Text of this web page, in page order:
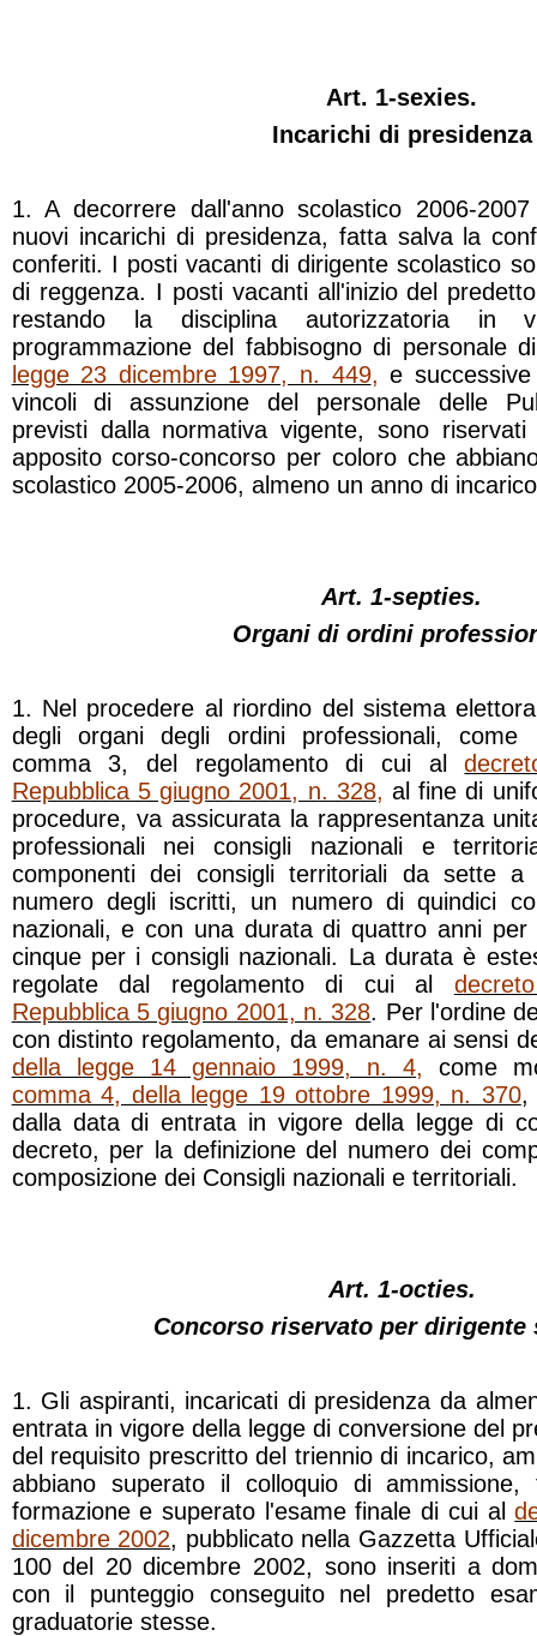
Art. 1-sexies.
Incarichi di presidenza
1. A decorrere dall'anno scolastico 2006-
nuovi incarichi di presidenza, fatta salva la
conferiti. I posti vacanti di dirigente scolastico
di reggenza. I posti vacanti all'inizio del
restando la disciplina autorizzatoria in
programmazione del fabbisogno di personale
legge 23 dicembre 1997, n. 449, e
vincoli di assunzione del personale delle
previsti dalla normativa vigente, sono
apposito corso-concorso per coloro che
scolastico 2005-2006, almeno un anno di
Art. 1-septies.
Organi di ordini
1. Nel procedere al riordino del sistema
degli organi degli ordini professionali, come
comma 3, del regolamento di cui al
Repubblica 5 giugno 2001, n. 328, al fine di
procedure, va assicurata la rappresentanza
professionali nei consigli nazionali e
componenti dei consigli territoriali da sette
numero degli iscritti, un numero di quindici
nazionali, e con una durata di quattro anni
cinque per i consigli nazionali. La durata è
regolate dal regolamento di cui al
Repubblica 5 giugno 2001, n. 328. Per l'ordine
con distinto regolamento, da emanare ai sensi
della legge 14 gennaio 1999, n. 4, come
comma 4, della legge 19 ottobre 1999, n. 370,
dalla data di entrata in vigore della legge di
decreto, per la definizione del numero dei
composizione dei Consigli nazionali e territoriali.
Art. 1-octies.
Concorso riservato per dirigente
1. Gli aspiranti, incaricati di presidenza da
entrata in vigore della legge di conversione del
del requisito prescritto del triennio di incarico,
abbiano superato il colloquio di
formazione e superato l'esame finale di cui al
dicembre 2002, pubblicato nella Gazzetta
100 del 20 dicembre 2002, sono inseriti a
con il punteggio conseguito nel predetto
graduatorie stesse.